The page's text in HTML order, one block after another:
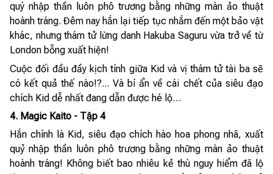
quý nhập thần luôn phô trương bằng những màn ảo thuật
hoành tráng. Đêm nay hắn lại tiếp tục nhắm đến một bảo vật
khác, nhưng thám tử lừng danh Hakuba Saguru vừa trở về từ
London bỗng xuất hiện!
Cuộc đối đầu đầy kịch tính giữa Kid và vị thám tử tài ba sẽ
có kết quả thế nào!?... Và bí ẩn về cái chết của siêu đạo
chích Kid dễ nhất đang dẫn được hé lộ…
4. Magic Kaito - Tập 4
Hắn chính là Kid, siêu đạo chích hào hoa phong nhã, xuất
quỷ nhập thần luôn phô trương bằng những màn ảo thuật
hoành tráng! Không biết bao nhiêu kẻ thù nguy hiểm đã lộ